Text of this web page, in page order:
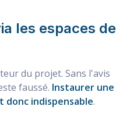
les espaces de
du projet. Sans l'avis
faussé. Instaurer une
donc indispensable.